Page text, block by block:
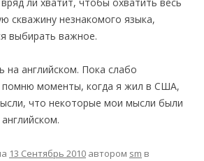
скважину незнакомого языка,
выбирать важное.
на английском. Пока слабо
помню моменты, когда я жил в США,
что некоторые мои мысли были
13 Сентябрь 2010 автором sm в